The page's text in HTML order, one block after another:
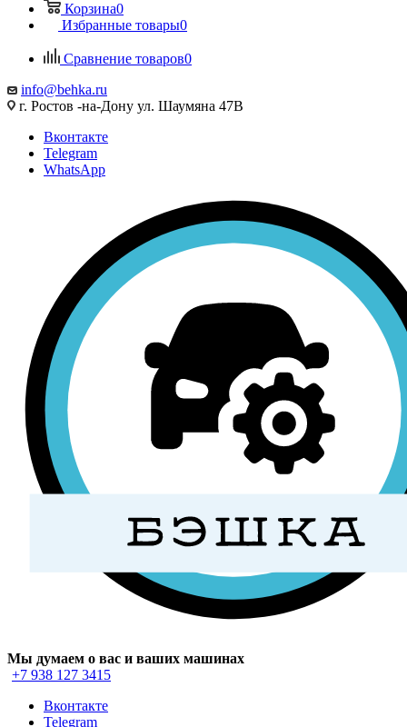
Корзина0
Избранные товары0
Сравнение товаров0
info@behka.ru
г. Ростов -на-Дону ул. Шаумяна 47В
Вконтакте
Telegram
WhatsApp
Мы думаем о вас и ваших машинах
+7 938 127 3415
Вконтакте
Telegram